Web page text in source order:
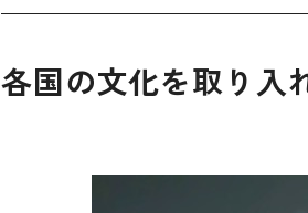
各国の文化を取り入